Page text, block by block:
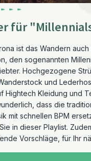
für
ist das Wandern auch
den sogenannten
Hochgezogene
und
Hightech Kleidung und
dass die
mit schnellen BPM
in dieser Playlist.
Vorschläge, für Ihr